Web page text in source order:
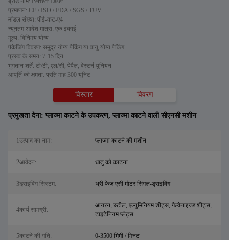
प्रमाणन: CE / ISO / FDA / SGS / TUV
मॉडल संख्या: पीई-कट-ए4
न्यूनतम आदेश मात्रा: एक इकाई
मूल्य: विनिमय योग्य
पैकेजिंग विवरण: समुद्र-योग्य पैकिंग या वायु-योग्य पैकिंग
प्रसव के समय: 7-15 दिन
भुगतान शर्तें: टी/टी, एल/सी, पेपैल, वेस्टर्न यूनियन
आपूर्ति की क्षमता: प्रति माह 300 यूनिट
विस्तार विवरण
प्रमुखता देना: प्लाज्मा काटने के उपकरण, प्लाज्मा काटने वाली सीएनसी मशीन
1उत्पाद का नाम: प्लाज्मा काटने की मशीन
2आवेदन: धातु को काटना
3ड्राइविंग सिस्टम: थ्री फेज़ एसी मोटर सिंगल-ड्राइविंग
4कार्य सामग्री:
आयरन, स्टील, एल्युमिनियम शीट्स, गैल्वेनाइज्ड शीट्स,
टाइटेनियम प्लेट्स
5काटने की गति: 0-3500 मिमी / मिनट